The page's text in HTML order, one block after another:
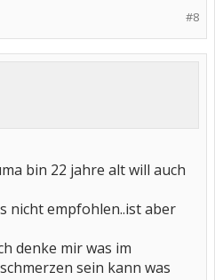
#8
bin 22 jahre alt will auch
nicht empfohlen..ist aber
denke mir was im
sein kann was